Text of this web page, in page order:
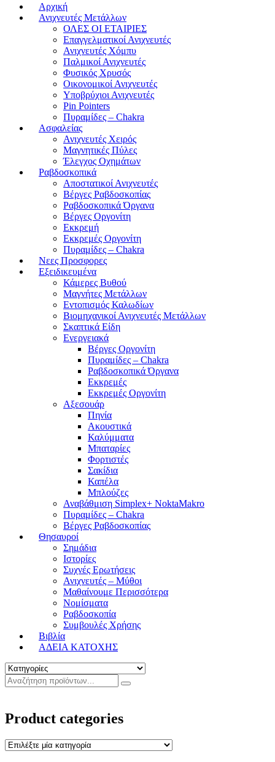
Αρχική
Ανιχνευτές Μετάλλων
ΟΛΕΣ ΟΙ ΕΤΑΙΡΙΕΣ
Επαγγελματικοί Ανιχνευτές
Ανιχνευτές Χόμπυ
Παλμικοί Ανιχνευτές
Φυσικός Χρυσός
Οικονομικοί Ανιχνευτές
Υποβρύχιοι Ανιχνευτές
Pin Pointers
Πυραμίδες – Chakra
Ασφαλείας
Ανιχνευτές Χειρός
Μαγνητικές Πύλες
Έλεγχος Οχημάτων
Ραβδοσκοπικά
Αποστατικοί Ανιχνευτές
Βέργες Ραβδοσκοπίας
Ραβδοσκοπικά Όργανα
Βέργες Οργονίτη
Εκκρεμή
Εκκρεμές Οργονίτη
Πυραμίδες – Chakra
Νεες Προσφορες
Εξειδικευμένα
Κάμερες Βυθού
Μαγνήτες Μετάλλων
Εντοπισμός Καλωδίων
Βιομηχανικοί Ανιχνευτές Μετάλλων
Σκαπτικά Είδη
Ενεργειακά
Βέργες Οργονίτη
Πυραμίδες – Chakra
Ραβδοσκοπικά Όργανα
Εκκρεμές
Εκκρεμές Οργονίτη
Αξεσουάρ
Πηνία
Ακουστικά
Καλύμματα
Μπαταρίες
Φορτιστές
Σακίδια
Καπέλα
Μπλούζες
Αναβάθμιση Simplex+ NoktaMakro
Πυραμίδες – Chakra
Βέργες Ραβδοσκοπίας
Θησαυροί
Σημάδια
Ιστορίες
Συχνές Ερωτήσεις
Ανιχνευτές – Μύθοι
Μαθαίνουμε Περισσότερα
Νομίσματα
Ραβδοσκοπία
Συμβουλές Χρήσης
Βιβλία
ΑΔΕΙΑ ΚΑΤΟΧΗΣ
Product categories